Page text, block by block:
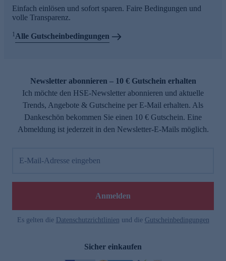
Einfach einlösen und sofort sparen. Faire Bedingungen und
volle Transparenz.
1Alle Gutscheinbedingungen
Newsletter abonnieren – 10 € Gutschein erhalten
Ich möchte den HSE-Newsletter abonnieren und aktuelle
Trends, Angebote & Gutscheine per E-Mail erhalten. Als
Dankeschön bekommen Sie einen 10 € Gutschein. Eine
Abmeldung ist jederzeit in den Newsletter-E-Mails möglich.
E-Mail-Adresse eingeben
Anmelden
Es gelten die Datenschutzrichtlinien und die Gutscheinbedingungen
Sicher einkaufen